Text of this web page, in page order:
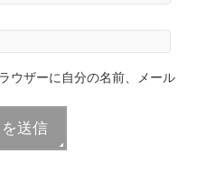
ウザーに自分の名前、メール